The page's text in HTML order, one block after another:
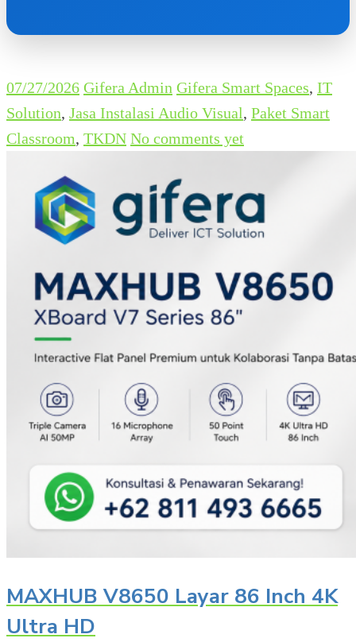
07/27/2026 Gifera Admin Gifera Smart Spaces, IT
Solution, Jasa Instalasi Audio Visual, Paket Smart
Classroom, TKDN No comments yet
MAXHUB V8650 Layar 86 Inch 4K
Ultra HD